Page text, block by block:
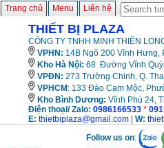
Trang chủ Menu Liên hệ
THIẾT BỊ PLAZA
CÔNG TY TNHH MINH THIÊN
VPHN: 14B Ngõ 200 Vĩnh Hưng,
Kho Hà Nội: 68 Đường Vĩnh
VPĐN: 273 Trường Chinh, Q.
VPHCM : 133 Đào Cam Mộc,
Kho Bình Dương: Vĩnh Phú 24,
Điện thoại/ Zalo: 0986166533 *
E: thietbiplaza@gmail.com W:
Follow us on: